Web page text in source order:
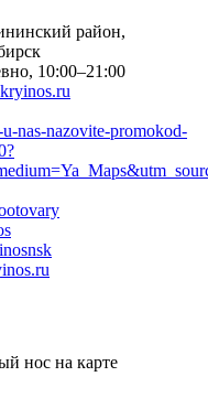
район,
10:00–21:00
nas-nazovite-promokod-
нос на карте